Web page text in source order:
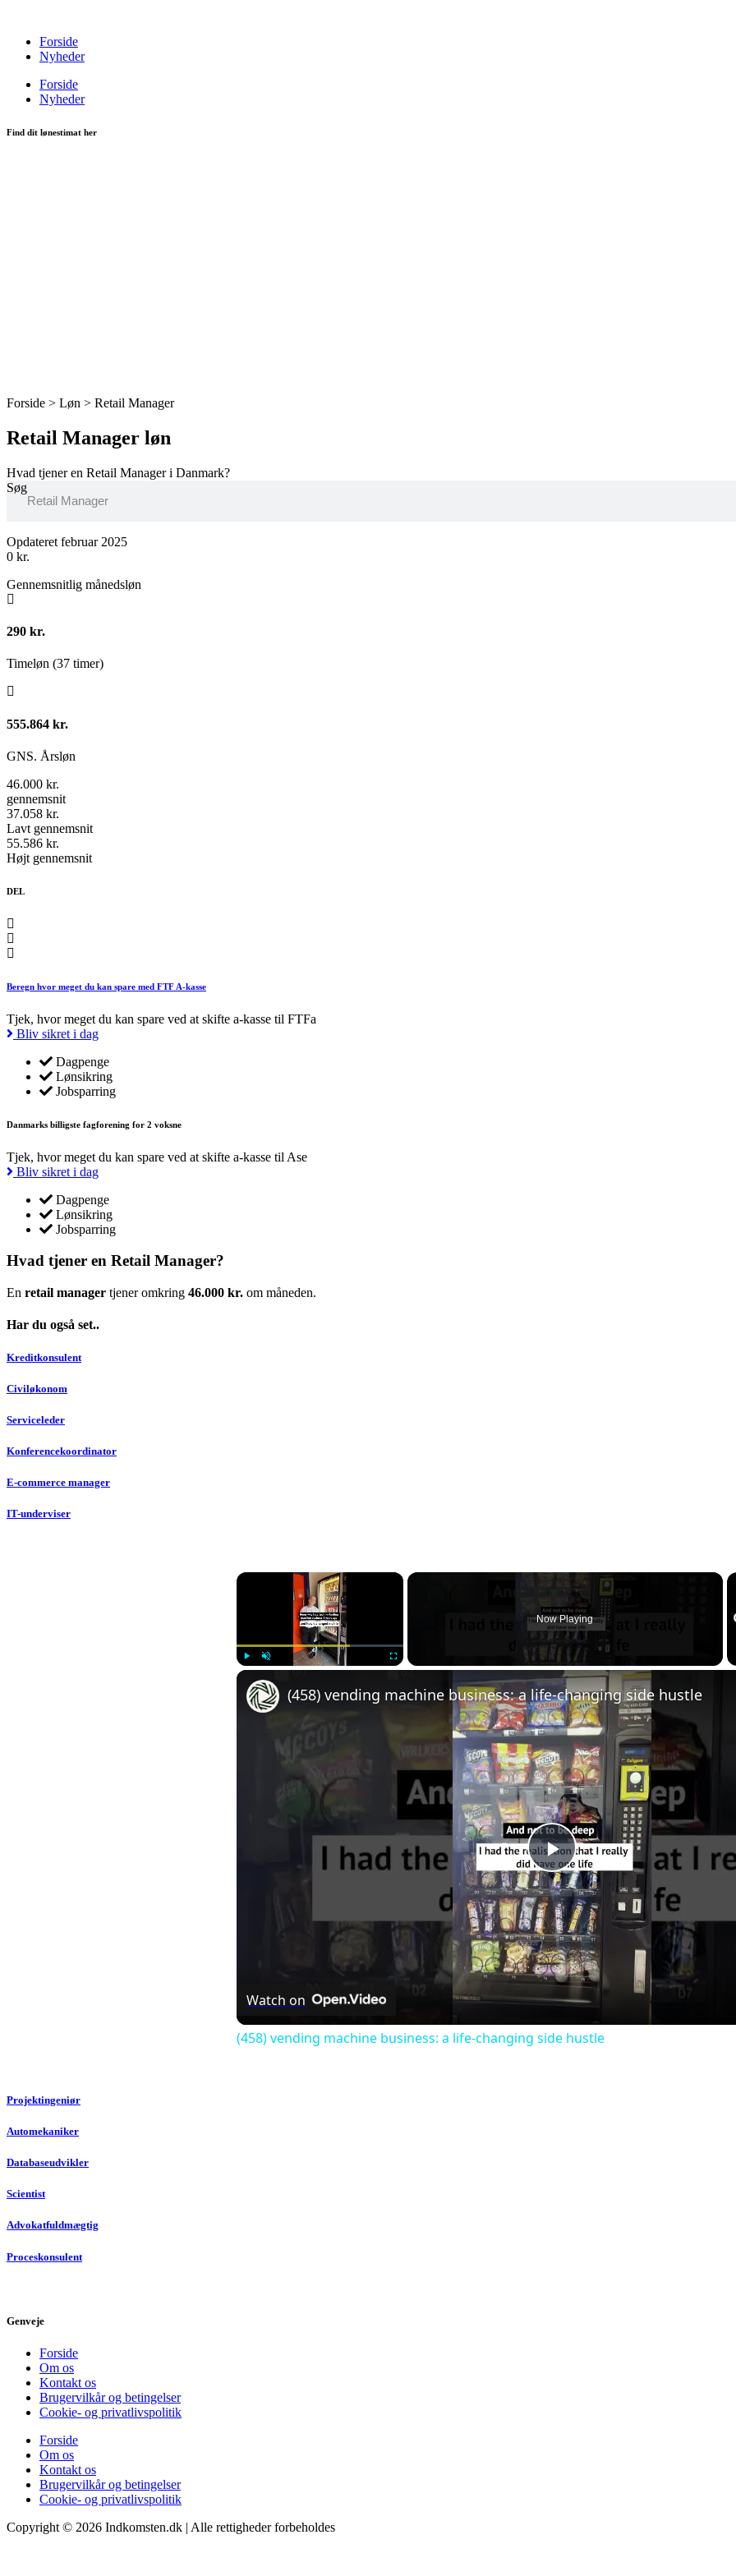
indholdForside
Nyheder
Forside
Nyheder
Find dit lønestimat her
Forside > Løn > Retail Manager
Retail Manager løn
Hvad tjener en Retail Manager i Danmark?
Søg
Opdateret februar 2025
0 kr.
Gennemsnitlig månedsløn
290 kr.
Timeløn (37 timer)
555.864 kr.
GNS. Årsløn
46.000 kr.
gennemsnit
37.058 kr.
Lavt gennemsnit
55.586 kr.
Højt gennemsnit
DEL
Beregn hvor meget du kan spare med FTF A-kasse
Tjek, hvor meget du kan spare ved at skifte a-kasse til FTFa
Bliv sikret i dag
Dagpenge
Lønsikring
Jobsparring
Danmarks billigste fagforening for 2 voksne
Tjek, hvor meget du kan spare ved at skifte a-kasse til Ase
Bliv sikret i dag
Dagpenge
Lønsikring
Jobsparring
Hvad tjener en Retail Manager?
En retail manager tjener omkring 46.000 kr. om måneden.
Har du også set..
Kreditkonsulent
Civiløkonom
Serviceleder
Konferencekoordinator
E-commerce manager
IT-underviser
×
Now Playing
Play
Video
(458) vending machine business: a life-changing side hustle
Watch on
(458) vending machine business: a life-changing side hustle
Projektingeniør
Automekaniker
Databaseudvikler
Scientist
Advokatfuldmægtig
Proceskonsulent
Genveje
Forside
Om os
Kontakt os
Brugervilkår og betingelser
Cookie- og privatlivspolitik
Forside
Om os
Kontakt os
Brugervilkår og betingelser
Cookie- og privatlivspolitik
Copyright © 2026 Indkomsten.dk | Alle rettigheder forbeholdes